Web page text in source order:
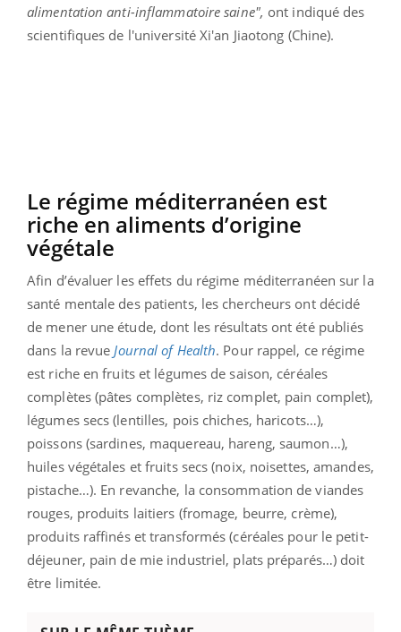
alimentation anti-inflammatoire saine", ont indiqué des
scientifiques de l'université Xi'an Jiaotong (Chine).
Le régime méditerranéen est
riche en aliments d’origine
végétale
Afin d’évaluer les effets du régime méditerranéen sur la
santé mentale des patients, les chercheurs ont décidé
de mener une étude, dont les résultats ont été publiés
dans la revue Journal of Health. Pour rappel, ce régime
est riche en fruits et légumes de saison, céréales
complètes (pâtes complètes, riz complet, pain complet),
légumes secs (lentilles, pois chiches, haricots…),
poissons (sardines, maquereau, hareng, saumon…),
huiles végétales et fruits secs (noix, noisettes, amandes,
pistache…). En revanche, la consommation de viandes
rouges, produits laitiers (fromage, beurre, crème),
produits raffinés et transformés (céréales pour le petit-
déjeuner, pain de mie industriel, plats préparés…) doit
être limitée.